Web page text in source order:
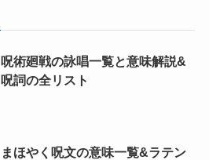
呪術廻戦の詠唱一覧と意味解説&
呪詞の全リスト
まほやく呪文の意味一覧&ラテン